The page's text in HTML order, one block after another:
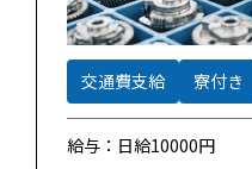
交通費支給 寮付き
給与：日給10000円